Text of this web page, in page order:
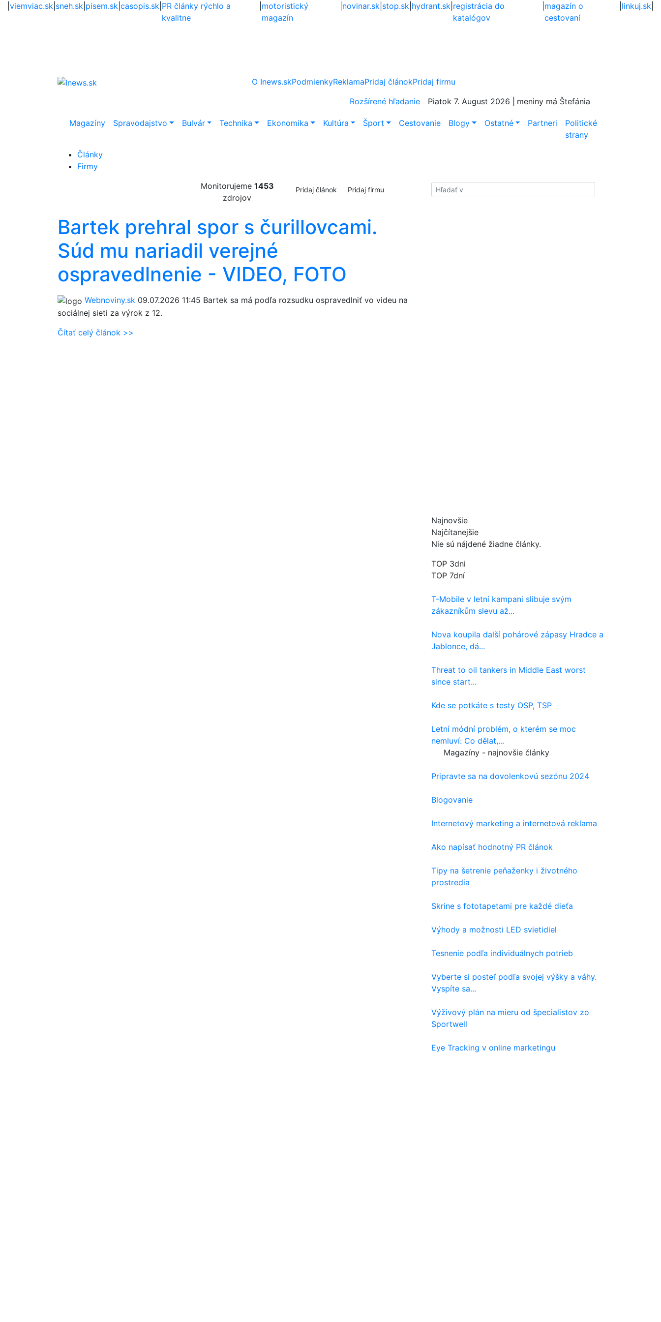
viemviac.sk sneh.sk pisem.sk casopis.sk PR články rýchlo a
kvalitne
motoristický
magazín
novinar.sk stop.sk hydrant.sk registrácia do
katalógov
magazín o
cestovaní
linkuj.sk|
O Inews.skPodmienkyReklamaPridaj článokPridaj firmu
Rozšírené hľadanie
Piatok 7. August 2026 | meniny má Štefánia
Magazíny Spravodajstvo Bulvár Technika Ekonomika Kultúra Šport Cestovanie Blogy Ostatné Partneri
Politické
strany
Články
Firmy
Monitorujeme 1453
zdrojov
Pridaj článok Pridaj firmu Hladať
Bartek prehral spor s čurillovcami.
Súd mu nariadil verejné
ospravedlnenie - VIDEO, FOTO
Webnoviny.sk 09.07.2026 11:45 Bartek sa má podľa rozsudku ospravedlniť vo videu na
sociálnej sieti za výrok z 12.
Čítať celý článok >>
Najnovšie
Najčítanejšie
Nie sú nájdené žiadne články.
TOP 3dni
TOP 7dní
T-Mobile v letní kampani slibuje svým
zákazníkům slevu až...
Nova koupila další pohárové zápasy Hradce a
Jablonce, dá...
Threat to oil tankers in Middle East worst
since start...
Kde se potkáte s testy OSP, TSP
Letní módní problém, o kterém se moc
nemluví: Co dělat,...
Magazíny - najnovšie články
Pripravte sa na dovolenkovú sezónu 2024
Blogovanie
Internetový marketing a internetová reklama
Ako napísať hodnotný PR článok
Tipy na šetrenie peňaženky i životného
prostredia
Skrine s fototapetami pre každé dieťa
Výhody a možnosti LED svietidiel
Tesnenie podľa individuálnych potrieb
Vyberte si posteľ podľa svojej výšky a váhy.
Vyspíte sa...
Výživový plán na mieru od špecialistov zo
Sportwell
Eye Tracking v online marketingu